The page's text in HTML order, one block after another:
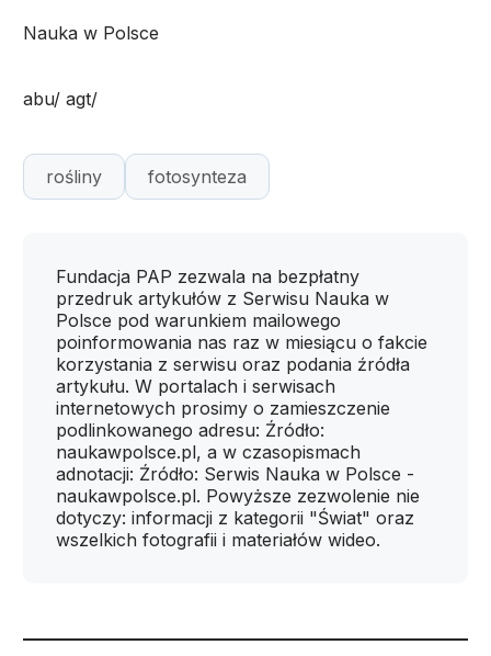
Nauka w Polsce
abu/ agt/
rośliny fotosynteza
Fundacja PAP zezwala na bezpłatny
przedruk artykułów z Serwisu Nauka w
Polsce pod warunkiem mailowego
poinformowania nas raz w miesiącu o fakcie
korzystania z serwisu oraz podania źródła
artykułu. W portalach i serwisach
internetowych prosimy o zamieszczenie
podlinkowanego adresu: Źródło:
naukawpolsce.pl, a w czasopismach
adnotacji: Źródło: Serwis Nauka w Polsce -
naukawpolsce.pl. Powyższe zezwolenie nie
dotyczy: informacji z kategorii "Świat" oraz
wszelkich fotografii i materiałów wideo.